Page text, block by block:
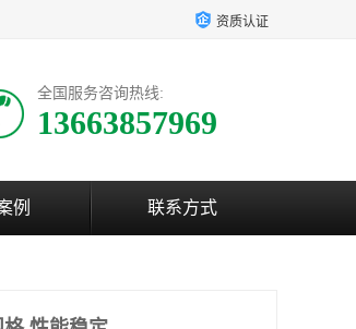
资质认证
全国服务咨询热线:
13663857969
例 联系方式